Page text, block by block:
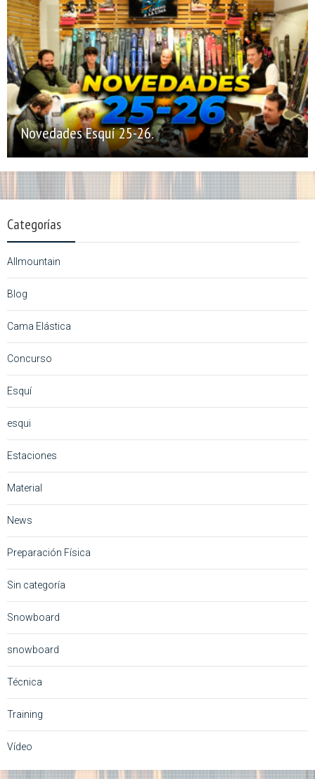
Novedades Esquí 25-26.
Categorías
Allmountain
Blog
Cama Elástica
Concurso
Esquí
esqui
Estaciones
Material
News
Preparación Física
Sin categoría
Snowboard
snowboard
Técnica
Training
Vídeo